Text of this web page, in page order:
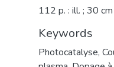
112 p. : ill. ; 30 cm
Keywords
Photocatalyse,